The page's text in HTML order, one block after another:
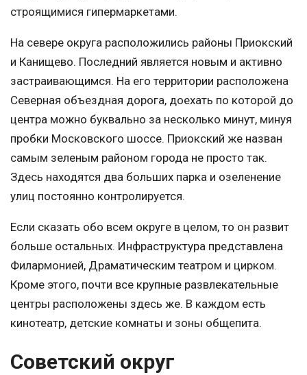
строящимися гипермаркетами.
На севере округа расположились районы Приокский
и Канищево. Последний является новым и активно
застраивающимся. На его территории расположена
Северная объездная дорога, доехать по которой до
центра можно буквально за несколько минут, минуя
пробки Московского шоссе. Приокский же назван
самым зеленым районом города не просто так.
Здесь находятся два больших парка и озеленение
улиц постоянно контролируется.
Если сказать обо всем округе в целом, то он развит
больше остальных. Инфраструктура представлена
Филармонией, Драматическим театром и цирком.
Кроме этого, почти все крупные развлекательные
центры расположены здесь же. В каждом есть
кинотеатр, детские комнаты и зоны общепита.
Советский округ